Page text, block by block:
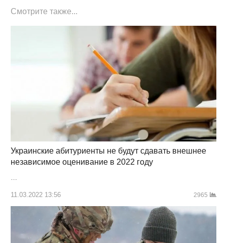
Смотрите также...
Украинские абитуриенты не будут сдавать внешнее
независимое оценивание в 2022 году
11.03.2022 13:56 2965